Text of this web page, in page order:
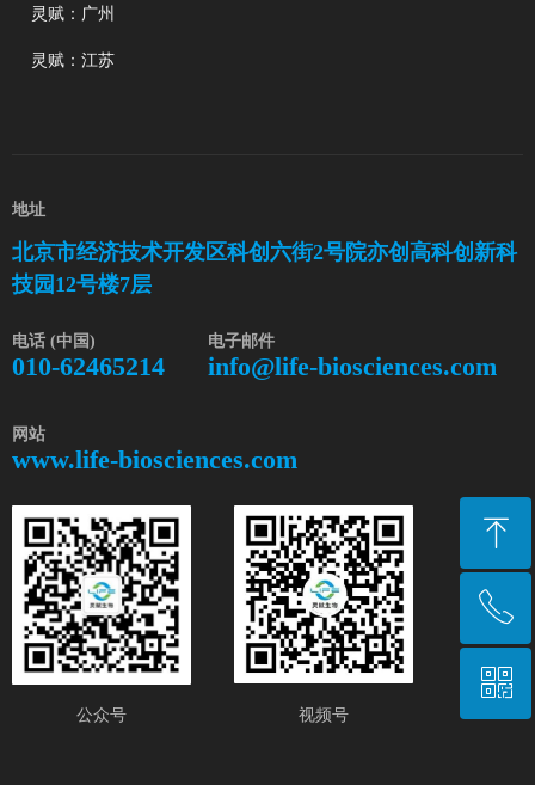
电话 (中国)
010-62465214
公众号 视频号
灵赋：广州
灵赋：江苏
电子邮件
info@life-biosciences.com
地址
北京市经济技术开发区科创六街2号院亦创高科创新科
技园12号楼7层
网站
www.life-biosciences.com
ꁸ
Topꂅ
010-62465214
ꀥ